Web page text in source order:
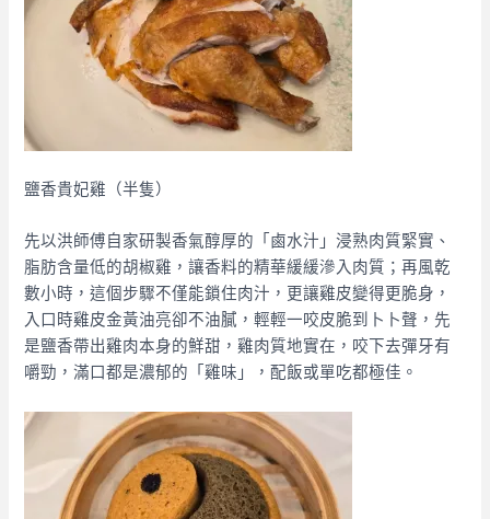
鹽香貴妃雞（半隻）​
先以洪師傅自家研製香氣醇厚的「 鹵水汁 」浸熟肉質緊實、
脂肪含量低的胡椒雞，讓香料的精華緩緩滲入肉質；再風乾
數小時，這個步驟不僅能鎖住肉汁，更讓雞皮變得更脆身，​
入口時雞皮金黃油亮卻不油膩，輕輕一咬皮脆到卜卜聲，先
是鹽香帶出雞肉本身的鮮甜，雞肉質地實在，咬下去彈牙有
嚼勁，滿口都是濃郁的「雞味」，配飯或單吃都極佳。​